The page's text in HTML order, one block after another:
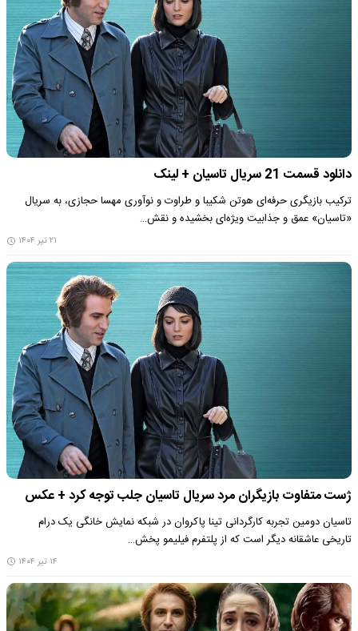
دانلود قسمت 21 سریال تاسیان + لینک
ترکیب بازیگری حرفه‌ای هوتن شکیبا و طراوت و نوآوری مهسا حجازی، به سریال
«تاسیان» عمق و جذابیت ویژه‌ای بخشیده و نقش…
۲۱ تیر ۱۴۰۴
ژست متفاوت بازیگران مرد سریال تاسیان جلب توجه کرد + عکس
تاسیان دومین تجربه کارگردانی تینا پاکروان در شبکه نمایش خانگی یک درام
تاریخی عاشقانه دیگر است که از پلتفرم فیلیمو پخش…
۱۴ تیر ۱۴۰۴